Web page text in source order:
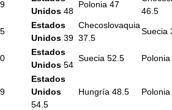
Unidos 48
Polonia 47
46.5
Estados
Unidos 39
Checoslovaquia
37.5
Suecia
Estados
Unidos 54
Suecia 52.5
Estados
Unidos
54.5
Hungría 48.5